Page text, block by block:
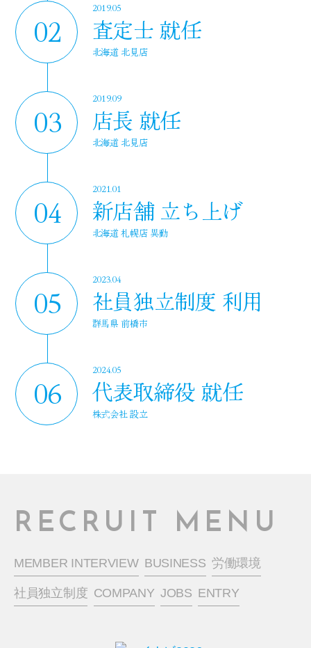
02
2019.05
査定士 就任
北海道 北見店
03
2019.09
店長 就任
北海道 北見店
04
2021.01
新店舗 立ち上げ
北海道 札幌店 異動
05
2023.04
社員独立制度 利用
群馬県 前橋市
06
2024.05
代表取締役 就任
株式会社 設立
RECRUIT MENU
MEMBER INTERVIEW BUSINESS 労働環境
社員独立制度 COMPANY JOBS ENTRY